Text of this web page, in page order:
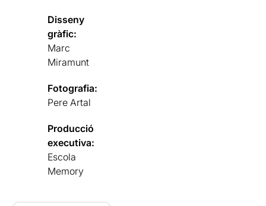
Disseny
gràfic:
Marc
Miramunt
Fotografia:
Pere Artal
Producció
executiva:
Escola
Memory